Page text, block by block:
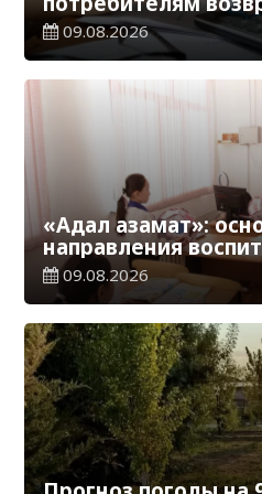
тенге
09.08.2026
«Адал азамат»:
направления
работы в новом
09.08.2026